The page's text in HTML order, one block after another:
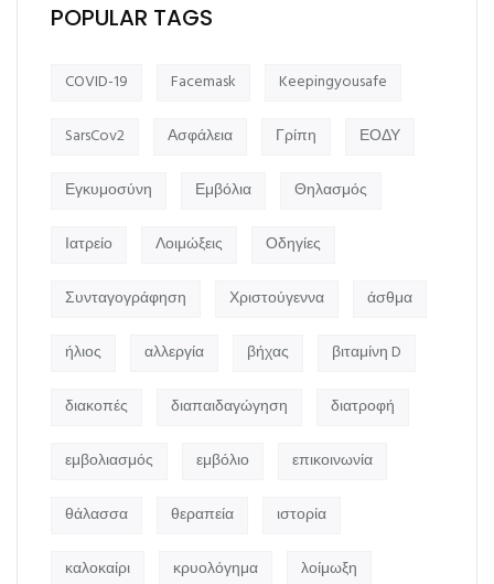
POPULAR TAGS
COVID-19 Facemask Keepingyousafe
SarsCov2 Ασφάλεια Γρίπη ΕΟΔΥ
Εγκυμοσύνη Εμβόλια Θηλασμός
Ιατρείο Λοιμώξεις Οδηγίες
Συνταγογράφηση Χριστούγεννα άσθμα
ήλιος αλλεργία βήχας βιταμίνη D
διακοπές διαπαιδαγώγηση διατροφή
εμβολιασμός εμβόλιο επικοινωνία
θάλασσα θεραπεία ιστορία
καλοκαίρι κρυολόγημα λοίμωξη